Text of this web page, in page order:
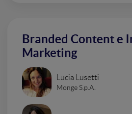
Branded Content e
Marketing
Lucia Lusetti
Monge S.p.A.